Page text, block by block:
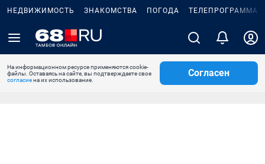
НЕДВИЖИМОСТЬ ЗНАКОМСТВА ПОГОДА ТЕЛЕПРОГРАММА
На информационном ресурсе применяются cookie-
файлы. Оставаясь на сайте, вы подтверждаете свое
согласиена их использование.
Согласен